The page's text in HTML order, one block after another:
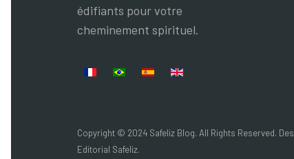
édifiants pour votre
cheminement spirituel.
Sélectionnez votre langue
Copyright © 2024 Safeliz Blog. All Rights Reserved.
Editorial Safeliz.